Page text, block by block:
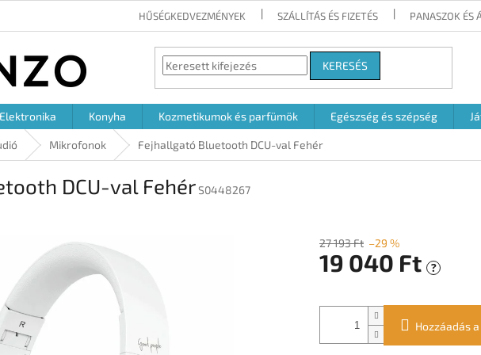
HŰSÉGKEDVEZMÉNYEK SZÁLLÍTÁS ÉS FIZETÉS PANASZOK ÉS
KERESÉS
Elektronika Konyha Kozmetikumok és parfümök Egészség és szépség
Mikrofonok Fejhallgató Bluetooth DCU-val Fehér
DCU-val FehérS0448267
27 193 Ft –29 %
19 040 Ft ?
Hozzáadás